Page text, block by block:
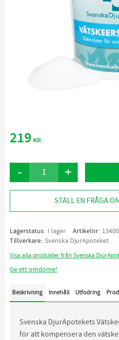
219 KR
+
-
STÄLL EN FRÅGA
Lagerstatus I lager Artikelnr 13400
Tillverkare Svenska DjurApoteket
Visa alla produkter från Svenska
Ge ett omdöme!
Beskrivning Innehåll Utfodring
Svenska DjurApotekets
för att kompensera den